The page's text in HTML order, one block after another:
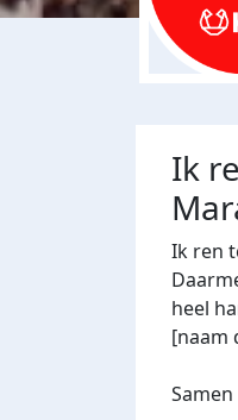
Ik
Ik ren
heel
[naam